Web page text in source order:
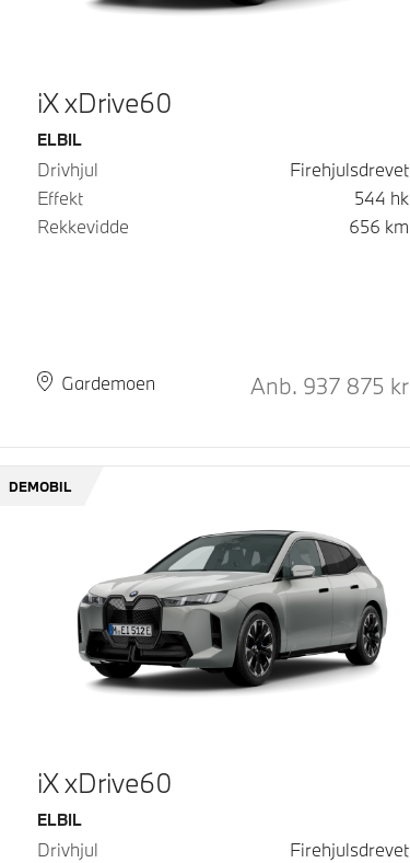
pris
iX xDrive60
Drivstoff
ELBIL
Drivhjul
Firehjulsdrevet
Effekt
544 hk
Rekkevidde
656 km
PlassGardemoen
Leveringstid Kontantpris
Anb. 937 875 kr
DEMOBIL
iX xDrive60
Drivstoff
ELBIL
Drivhjul
Firehjulsdrevet